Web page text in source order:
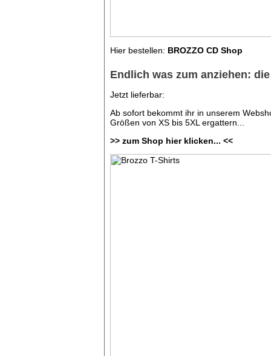
Hier bestellen: BROZZO CD Shop
Endlich was zum anziehen:
Jetzt lieferbar:
Ab sofort bekommt ihr in unserem
Größen von XS bis 5XL ergattern...
>> zum Shop hier klicken... <<